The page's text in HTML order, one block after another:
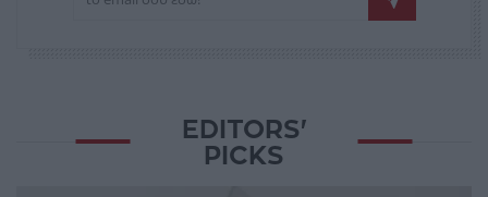
EDITORS'
PICKS